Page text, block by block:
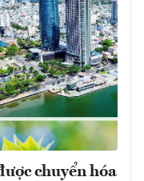
chuyển hóa